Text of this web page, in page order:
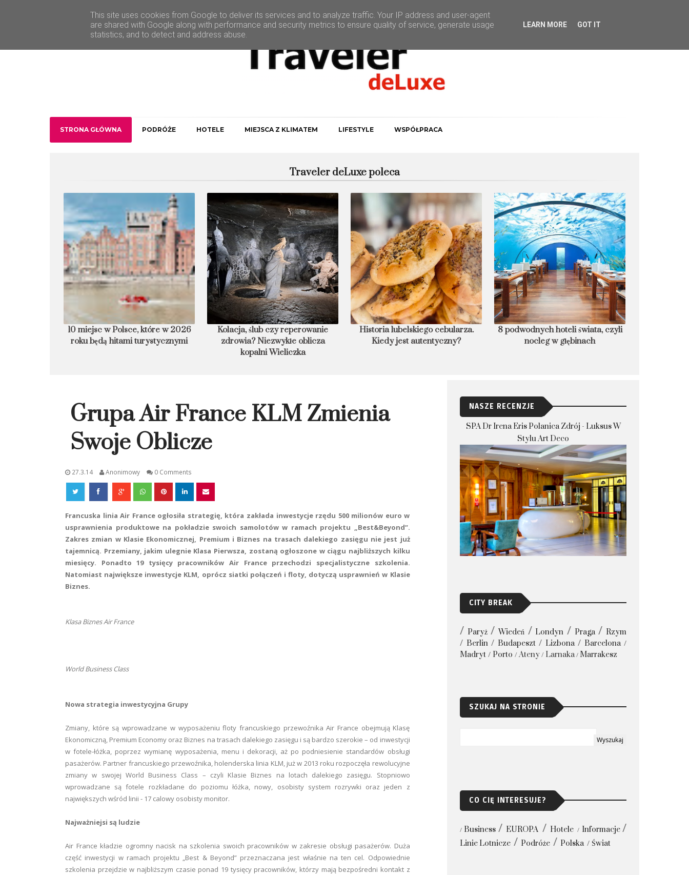
O Traveler deLuxe
STRONA GŁÓWNA PODRÓŻE HOTELE MIEJSCA Z KLIMATEM LIFESTYLE WSPÓŁPRACA
Traveler deLuxe poleca
10 miejsc w Polsce, które w 2026
roku będą hitami turystycznymi
Kolacja, ślub czy reperowanie
zdrowia? Niezwykłe oblicza
kopalni Wieliczka
Historia lubelskiego cebularza.
Kiedy jest autentyczny?
8 podwodnych hoteli świata, czyli
nocleg w głębinach
Grupa Air France KLM Zmienia
Swoje Oblicze
27.3.14 Anonimowy 0 Comments
Francuska linia Air France ogłosiła strategię, która zakłada inwestycje rzędu 500 milionów euro w
usprawnienia produktowe na pokładzie swoich samolotów w ramach projektu „Best&Beyond”.
Zakres zmian w Klasie Ekonomicznej, Premium i Biznes na trasach dalekiego zasięgu nie jest już
tajemnicą. Przemiany, jakim ulegnie Klasa Pierwsza, zostaną ogłoszone w ciągu najbliższych kilku
miesięcy. Ponadto 19 tysięcy pracowników Air France przechodzi specjalistyczne szkolenia.
Natomiast największe inwestycje KLM, oprócz siatki połączeń i floty, dotyczą usprawnień w Klasie
Biznes.
Klasa Biznes Air France
World Business Class
Nowa strategia inwestycyjna Grupy
Zmiany, które są wprowadzane w wyposażeniu floty francuskiego przewoźnika Air France obejmują Klasę
Ekonomiczną, Premium Economy oraz Biznes na trasach dalekiego zasięgu i są bardzo szerokie – od inwestycji
w fotele-łóżka, poprzez wymianę wyposażenia, menu i dekoracji, aż po podniesienie standardów obsługi
pasażerów. Partner francuskiego przewoźnika, holenderska linia KLM, już w 2013 roku rozpoczęła rewolucyjne
zmiany w swojej World Business Class – czyli Klasie Biznes na lotach dalekiego zasięgu. Stopniowo
wprowadzane są fotele rozkładane do poziomu łóżka, nowy, osobisty system rozrywki oraz jeden z
największych wśród linii - 17 calowy osobisty monitor.
Najważniejsi są ludzie
Air France kładzie ogromny nacisk na szkolenia swoich pracowników w zakresie obsługi pasażerów. Duża
część inwestycji w ramach projektu „Best & Beyond” przeznaczana jest właśnie na ten cel. Odpowiednie
szkolenia przejdzie w najbliższym czasie ponad 19 tysięcy pracowników, którzy mają bezpośredni kontakt z
NASZE RECENZJE
SPA Dr Irena Eris Polanica Zdrój - Luksus W
Stylu Art Deco
CITY BREAK
Paryż Wiedeń Londyn Praga
Rzym
Berlin
Budapeszt Lizbona
Barcelona
Madryt
Porto Ateny Larnaka Marrakesz
SZUKAJ NA STRONIE
CO CIĘ INTERESUJE?
Business EUROPA Hotele
Informacje
Linie Lotnicze
Podróże Polska Świat
This site uses cookies from Google to deliver its services and to analyze traffic. Your IP address and user-agent
are shared with Google along with performance and security metrics to ensure quality of service, generate usage
statistics, and to detect and address abuse.
LEARN MORE GOT IT